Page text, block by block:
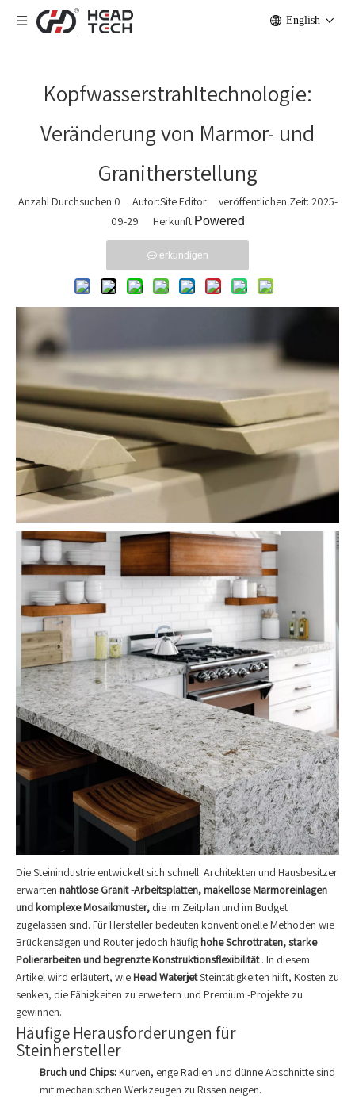
English
Kopfwasserstrahltechnologie:
Veränderung von Marmor- und
Granitherstellung
Anzahl Durchsuchen:0 Autor:Site Editor veröffentlichen Zeit: 2025-
09-29 Herkunft:Powered
erkundigen
Die Steinindustrie entwickelt sich schnell. Architekten und Hausbesitzer
erwarten nahtlose Granit -Arbeitsplatten, makellose Marmoreinlagen
und komplexe Mosaikmuster, die im Zeitplan und im Budget
zugelassen sind. Für Hersteller bedeuten konventionelle Methoden wie
Brückensägen und Router jedoch häufig hohe Schrottraten, starke
Polierarbeiten und begrenzte Konstruktionsflexibilität. In diesem
Artikel wird erläutert, wie Head WaterjetSteintätigkeiten hilft, Kosten zu
senken, die Fähigkeiten zu erweitern und Premium -Projekte zu
gewinnen.
Häufige Herausforderungen für
Steinhersteller
Bruch und Chips: Kurven, enge Radien und dünne Abschnitte sind
mit mechanischen Werkzeugen zu Rissen neigen.